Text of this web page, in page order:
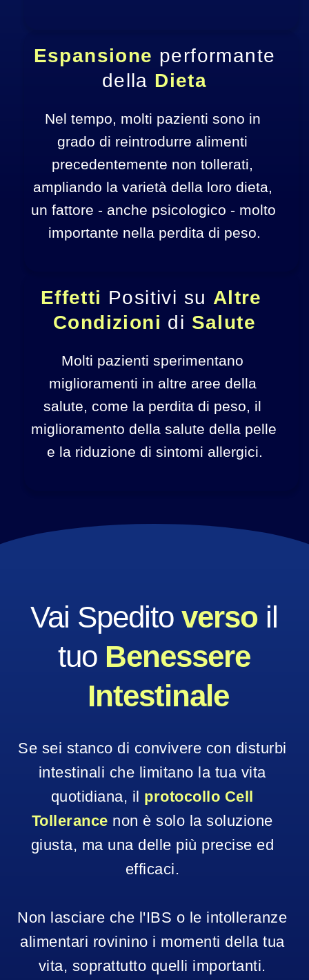
Espansione performante
della Dieta
Nel tempo, molti pazienti sono in
grado di reintrodurre alimenti
precedentemente non tollerati,
ampliando la varietà della loro dieta,
un fattore - anche psicologico - molto
importante nella perdita di peso.
Effetti Positivi su Altre
Condizioni di Salute
Molti pazienti sperimentano
miglioramenti in altre aree della
salute, come la perdita di peso, il
miglioramento della salute della pelle
e la riduzione di sintomi allergici.
Vai Spedito verso il
tuo Benessere
Intestinale
Se sei stanco di convivere con disturbi
intestinali che limitano la tua vita
quotidiana, il protocollo Cell
Tollerance non è solo la soluzione
giusta, ma una delle più precise ed
efficaci.
Non lasciare che l'IBS o le intolleranze
alimentari rovinino i momenti della tua
vita, soprattutto quelli importanti.